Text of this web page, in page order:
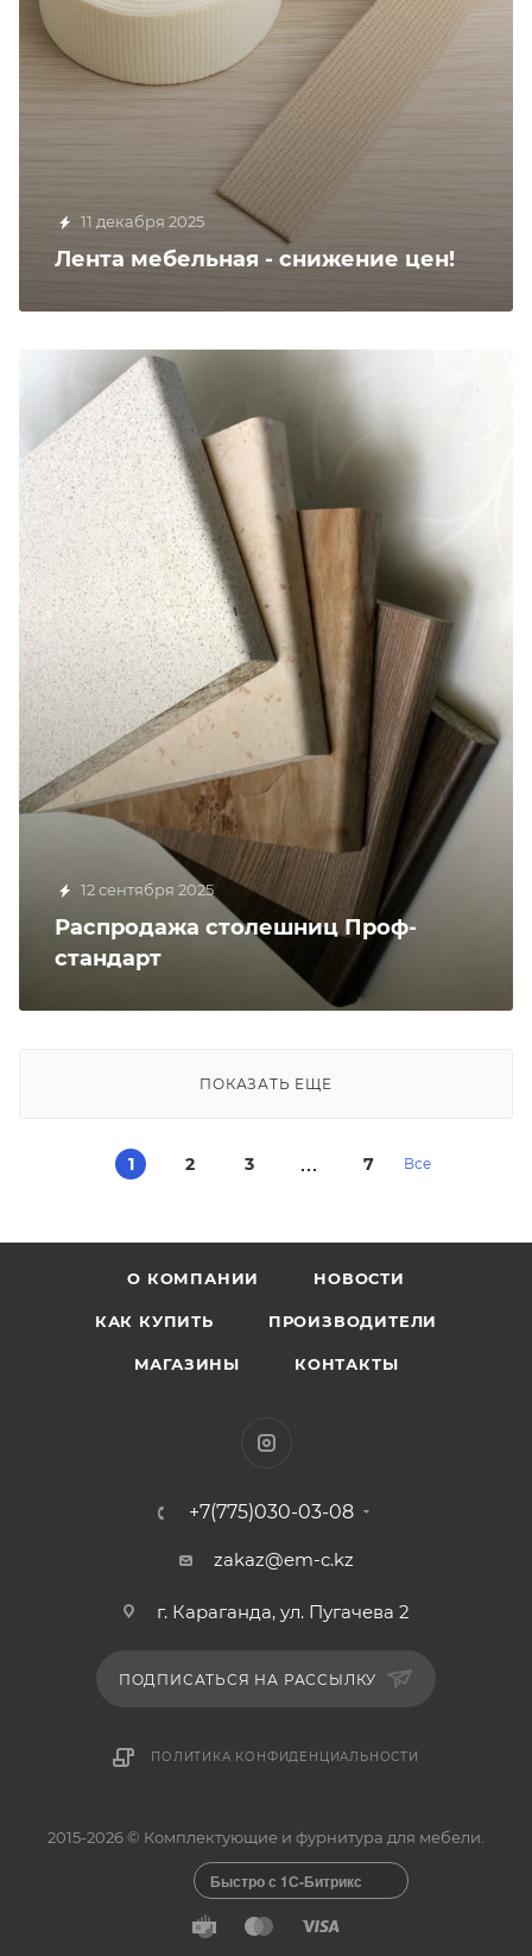
11 декабря 2025
Лента мебельная - снижение цен!
12 сентября 2025
Распродажа столешниц Проф-
стандарт
ПОКАЗАТЬ ЕЩЕ
1 2 3 7 Все
О КОМПАНИИ НОВОСТИ
КАК КУПИТЬ ПРОИЗВОДИТЕЛИ
МАГАЗИНЫ КОНТАКТЫ
+7(775)030-03-08
zakaz@em-c.kz
г. Караганда, ул. Пугачева 2
ПОДПИСАТЬСЯ НА РАССЫЛКУ
ПОЛИТИКА КОНФИДЕНЦИАЛЬНОСТИ
2015-2026 © Комплектующие и фурнитура для мебели.
Быстро с 1С-Битрикс